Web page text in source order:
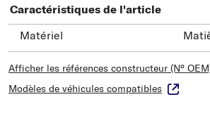
Caractéristiques de l'article
Matériel
Afficher les références constructeur (N°
Modèles de véhicules compatibles